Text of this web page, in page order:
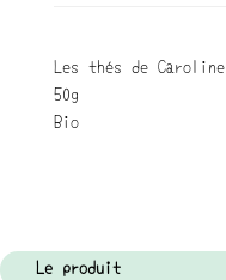
Les thés de Caroline
50g
Bio
Le produit